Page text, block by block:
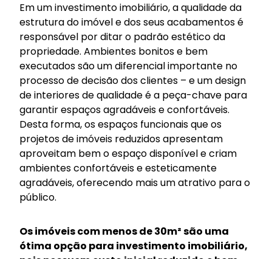
Em um investimento imobiliário, a qualidade da
estrutura do imóvel e dos seus acabamentos é
responsável por ditar o padrão estético da
propriedade. Ambientes bonitos e bem
executados são um diferencial importante no
processo de decisão dos clientes – e um design
de interiores de qualidade é a peça-chave para
garantir espaços agradáveis e confortáveis.
Desta forma, os espaços funcionais que os
projetos de imóveis reduzidos apresentam
aproveitam bem o espaço disponível e criam
ambientes confortáveis e esteticamente
agradáveis, oferecendo mais um atrativo para o
público.
Os imóveis com menos de 30m² são uma
ótima opção para investimento imobiliário,